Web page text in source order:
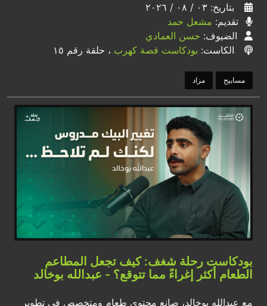
بتاريخ: ٠٣ / ٠٨ / ٢٠٢٦
تقديم: مشعل حمد
الضيوف: حسن العمادي
الكاست: بودكاست قصة كهرب ، حلقة رقم ١٥
مسابيح مزاد
بودكاست رحلة شغف: كيف تجعل المطاعم
الطعام أكثر إغراءً مما تتوقع؟ - عبدالله بوخالد
مع عبدالله بوخالد، صانع محتوى طعام ومتخصص في تطوير